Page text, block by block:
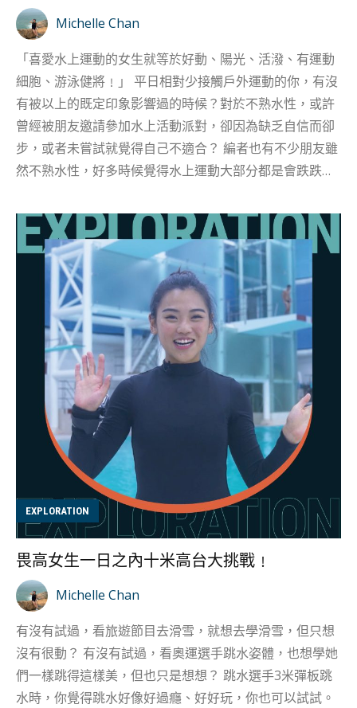
Michelle Chan
「喜愛水上運動的女生就等於好動、陽光、活潑、有運動
細胞、游泳健將﹗」 平日相對少接觸戶外運動的你，有沒
有被以上的既定印象影響過的時候？對於不熟水性，或許
曾經被朋友邀請參加水上活動派對，卻因為缺乏自信而卻
步，或者未嘗試就覺得自己不適合？ 編者也有不少朋友雖
然不熟水性，好多時候覺得水上運動大部分都是會跌跌撞
在岸邊看海。但其實水上運動，都有相對較靜態、平靜的
選擇，讓你同樣能在炎炎夏日享受大海的療癒力。如果不
喜歡劇烈的水上運動，其實也可以試試香港近幾年都非常
流行，而且非常受女生歡迎的SUP（Stand up paddling）
直立板﹗不好動的、比較怕水的女生想與大海有互動，都
非常適合從直立板開始，拉近與海的距離。 SUP就是在不
知不覺間運動 直立板是由三個元素組成，板、槳、腳繩，
而且有分為硬板同充氣板，兩者各有優劣，例如充氣板由
橡皮製成，方便攜帶，但有可能會漏氣；硬板通常是纖維
材質，較充氣板重，不容易翻艇。不過一般來說香港人都
比較多都會選擇租用服務，始終直立板佔用空間位置較
多，又是夏日限定活動，而現今租用都非常方便。 新手接
觸直立板時，首先要識分辨較尖的一邊就是前面，而基礎
划直立板的姿勢主要分為跪、企、趴。初學者最容易上手
就是雙腳跪着上板，重心低易上手，而雙手亦可以輕鬆用
漿控制方向，慢慢取得平衡之後才慢慢站起來。 看似簡單
的直立板，其實更講求煅練身體「內功」、耐力，就是我
們的核心肌肉群。例如我們會以雙腿肌肉控制平衡，維持
穩定性，同時靠上肢進行划板動作時，都可以煅練肩膀、
手臂、背部肌肉。 在 Instagram 查看這則貼文 濕遊悠—
香港流動專業直立板教學（@tourvanism）分享的貼文 相
對其他水上運動，直立板動作技術相對簡單易學，...
EXPLORATION
畏高女生一日之內十米高台大挑戰﹗
Michelle Chan
有沒有試過，看旅遊節目去滑雪，就想去學滑雪，但只想
沒有很動？ 有沒有試過，看奧運選手跳水姿體，也想學她
們一樣跳得這樣美，但也只是想想？ 跳水選手3米彈板跳
水時，你覺得跳水好像好過癮、好好玩，你也可以試試。